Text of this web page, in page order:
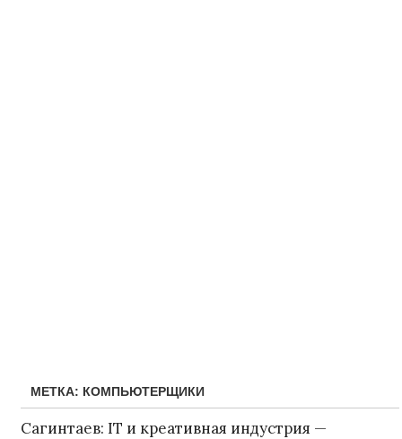
МЕТКА: КОМПЬЮТЕРЩИКИ
Сагинтаев: IT и креативная индустрия —